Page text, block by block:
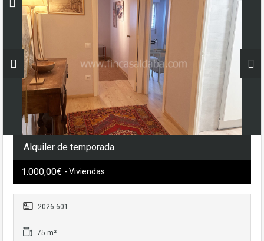
Alquiler de temporada
1.000,00€ - Viviendas
2026-601
75 m²